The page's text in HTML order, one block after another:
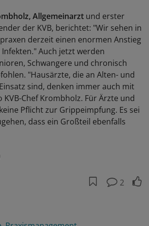
Allgemeinarzt und erster
der KVB, berichtet: "Wir sehen in
derzeit einen enormen Anstieg
Auch jetzt werden
Schwangere und chronisch
"Hausärzte, die an Alten- und
sind, denken immer auch mit
KVB-Chef Krombholz. Für Ärzte und
Pflicht zur Grippeimpfung. Es sei
dass ein Großteil ebenfalls
2